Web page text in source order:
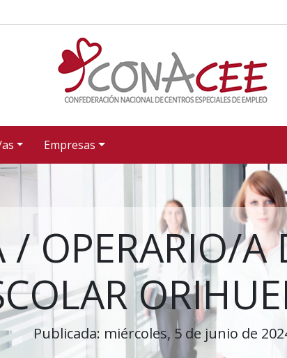
Empresas
/ OPERARIO/A
Publicada: miércoles, 5 de junio de